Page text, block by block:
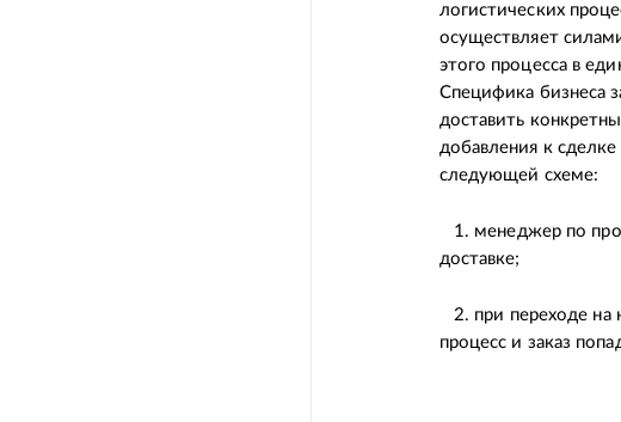
логистических
осуществляет
этого процесса в
Специфика бизнеса
доставить
добавления к
следующей схеме:
1. менеджер по
доставке;
2. при переходе на
процесс и заказ